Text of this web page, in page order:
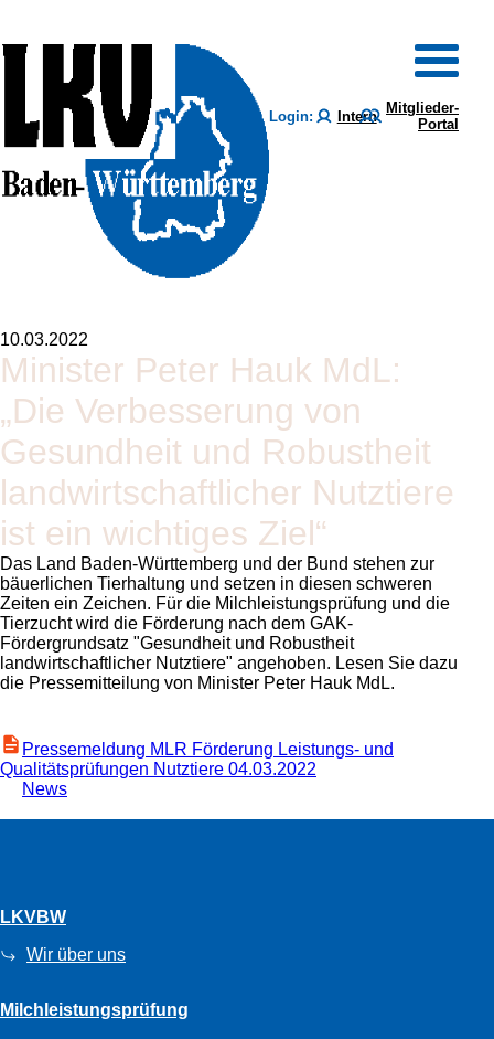
Login: Intern
Mitglieder-
Portal
10.03.2022
Minister Peter Hauk MdL:
„Die Verbesserung von
Gesundheit und Robustheit
landwirtschaftlicher Nutztiere
ist ein wichtiges Ziel“
Das Land Baden-Württemberg und der Bund stehen zur
bäuerlichen Tierhaltung und setzen in diesen schweren
Zeiten ein Zeichen. Für die Milchleistungsprüfung und die
Tierzucht wird die Förderung nach dem GAK-
Fördergrundsatz
Gesundheit und Robustheit
landwirtschaftlicher Nutztiere angehoben. Lesen Sie dazu
die Pressemitteilung von Minister Peter Hauk MdL.
Pressemeldung MLR Förderung Leistungs- und
Qualitätsprüfungen Nutztiere 04.03.2022
News
LKVBW
Wir über uns
Milchleistungsprüfung